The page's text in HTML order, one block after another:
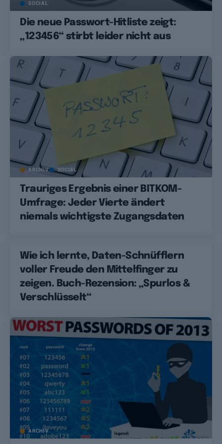
SOCIAL
Die neue Passwort-Hitliste zeigt:
„123456“ stirbt leider nicht aus
ARCHIV SOCIAL
Trauriges Ergebnis einer BITKOM-
Umfrage: Jeder Vierte ändert
niemals wichtigste Zugangsdaten
Wie ich lernte, Daten-Schnüfflern
voller Freude den Mittelfinger zu
zeigen. Buch-Rezension: „Spurlos &
Verschlüsselt“
ARCHIV